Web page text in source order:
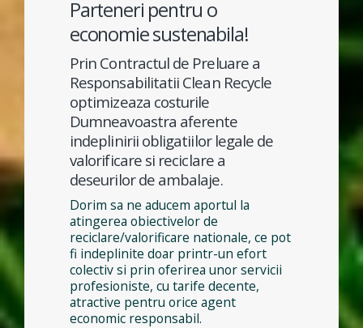
Parteneri pentru o
economie sustenabila!
Prin Contractul de Preluare a
Responsabilitatii Clean Recycle
optimizeaza costurile
Dumneavoastra aferente
indeplinirii obligatiilor legale de
valorificare si reciclare a
deseurilor de ambalaje.
Dorim sa ne aducem aportul la
atingerea obiectivelor de
reciclare/valorificare nationale, ce pot
fi indeplinite doar printr-un efort
colectiv si prin oferirea unor servicii
profesioniste, cu tarife decente,
atractive pentru orice agent
economic responsabil.